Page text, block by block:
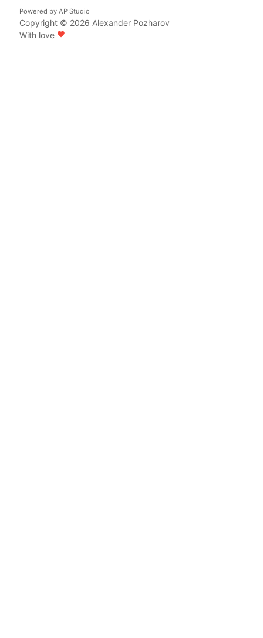
Powered by AP Studio
Copyright © 2026 Alexander Pozharov
With love favorite